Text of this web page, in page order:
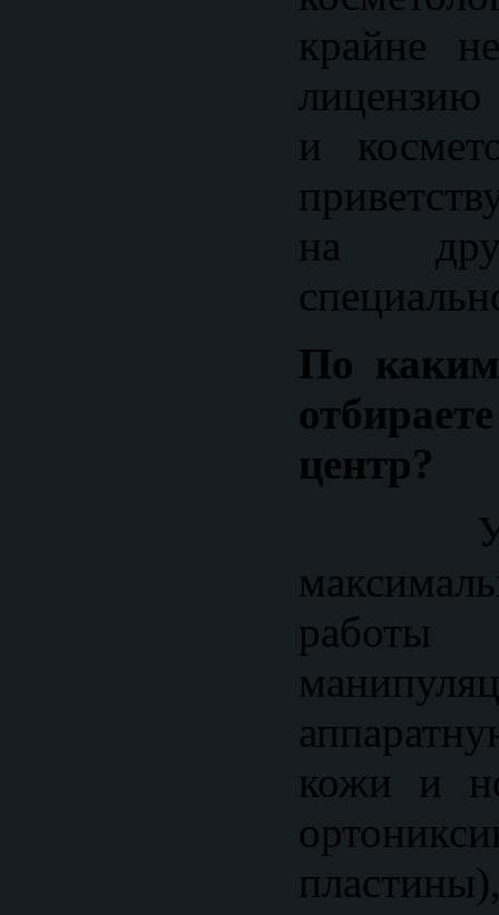
крайне
лицензию
и
на
По
центр?
работы
кожи и